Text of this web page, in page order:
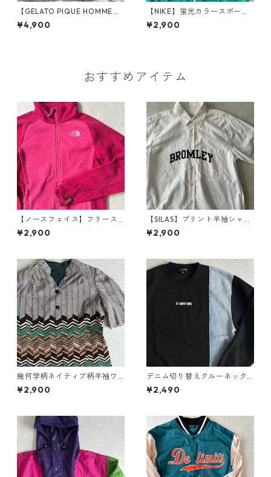
【GELATO PIQUE HOMME】
ボーダー柄フリースダブルジ
ップパーカー ボーダー柄 M 古
¥4,900
【NIKE】蛍光カラースポーテ
ィブジップアップパーカー グ
リーン S 古着 メンズ
¥2,900
おすすめアイテム
【ノースフェイス】フリース
ジップアップブルゾン ピンク
S 古着 レディース
¥2,900
【SILAS】プリント半袖シャツ
ホワイト M 古着 メンズ
¥2,900
幾何学柄ネイティブ柄半袖ワ
ンピース 総柄 M 古着 レディ
ース
¥2,900
デニム切り替えクルーネック
スウェット ブラック M 古着
メンズ
¥2,490